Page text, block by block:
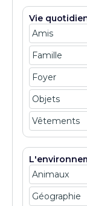
Vie
Amis
Famille
Foyer
Objets
Vêtements
Animaux
Géographie